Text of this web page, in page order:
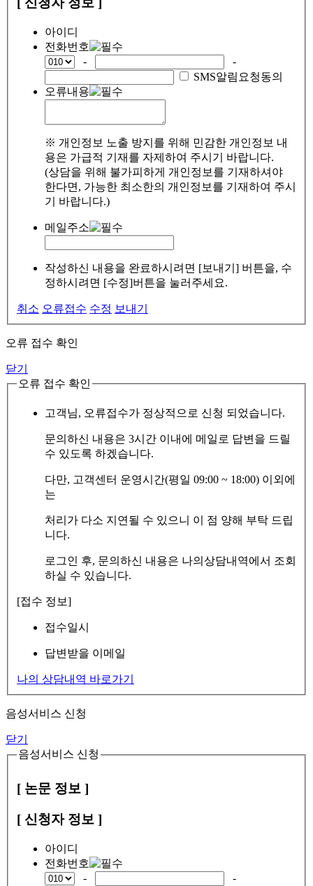
아이디
전화번호
-
-
SMS알림요청동의
오류내용
※ 개인정보 노출 방지를 위해 민감한 개인정보 내
용은 가급적 기재를 자제하여 주시기 바랍니다.
(상담을 위해 불가피하게 개인정보를 기재하셔야
한다면, 가능한 최소한의 개인정보를 기재하여 주시
기 바랍니다.)
메일주소
작성하신 내용을 완료하시려면 [보내기] 버튼을, 수
정하시려면 [수정]버튼을 눌러주세요.
취소 오류접수 수정 보내기
오류 접수 확인
닫기
오류 접수 확인
고객님, 오류접수가 정상적으로 신청 되었습니다.
문의하신 내용은 3시간 이내에 메일로 답변을 드릴
수 있도록 하겠습니다.
다만, 고객센터 운영시간(평일 09:00 ~ 18:00) 이외에
는
처리가 다소 지연될 수 있으니 이 점 양해 부탁 드립
니다.
로그인 후, 문의하신 내용은 나의상담내역에서 조회
하실 수 있습니다.
[접수 정보]
접수일시
답변받을 이메일
나의 상담내역 바로가기
음성서비스 신청
닫기
음성서비스 신청
[ 논문 정보 ]
[ 신청자 정보 ]
아이디
전화번호
-
-